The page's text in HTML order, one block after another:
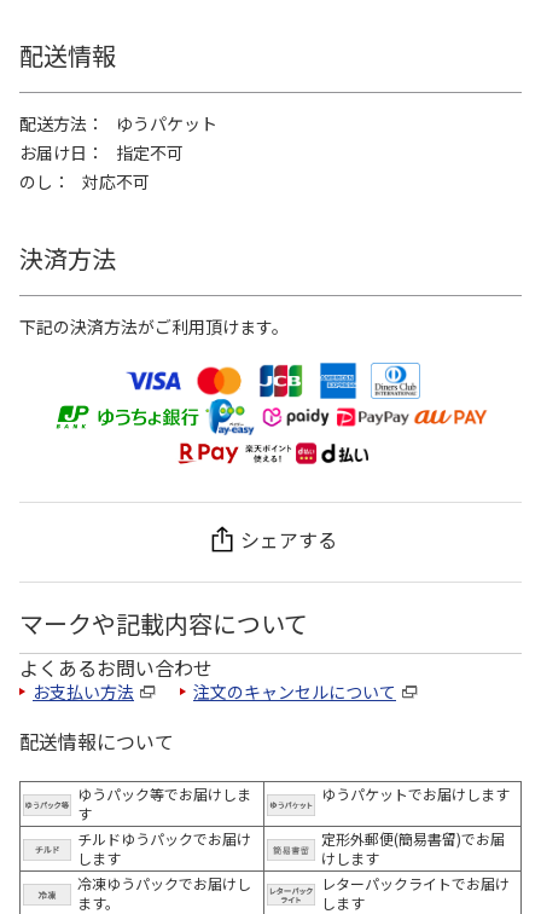
配送情報
配送方法
ゆうパケット
お届け日
指定不可
のし
対応不可
決済方法
下記の決済方法がご利用頂けます。
シェアする
マークや記載内容について
よくあるお問い合わせ
お支払い方法 注文のキャンセルについて
配送情報について
ゆうパック等でお届けしま
す
ゆうパケットでお届けします
チルドゆうパックでお届け
します
定形外郵便(簡易書留)でお届
けします
冷凍ゆうパックでお届けし
ます。
レターパックライトでお届け
します